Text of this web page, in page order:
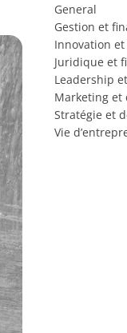
General
Gestion et
Innovation
Juridique et
Leadership
Marketing et
Stratégie et
Vie